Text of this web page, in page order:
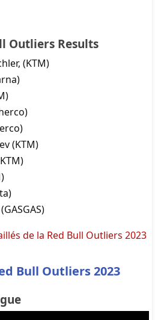
Outliers Results
(KTM)
(KTM)
de la Red Bull Outliers 2023
Bull Outliers 2023